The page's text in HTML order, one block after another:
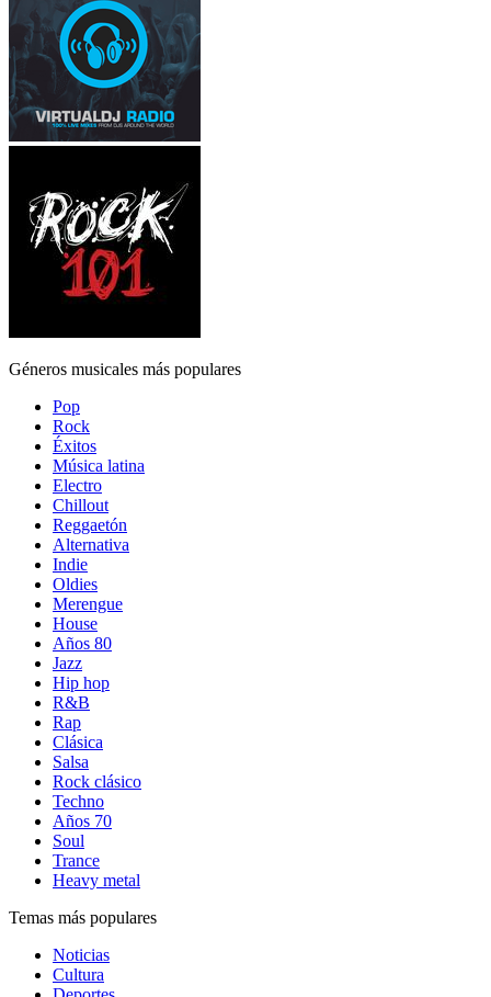
Géneros musicales más populares
Pop
Rock
Éxitos
Música latina
Electro
Chillout
Reggaetón
Alternativa
Indie
Oldies
Merengue
House
Años 80
Jazz
Hip hop
R&B
Rap
Clásica
Salsa
Rock clásico
Techno
Años 70
Soul
Trance
Heavy metal
Temas más populares
Noticias
Cultura